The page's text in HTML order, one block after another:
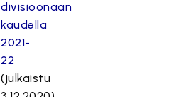
divisioonaan
kaudella
2021-
22
(julkaistu